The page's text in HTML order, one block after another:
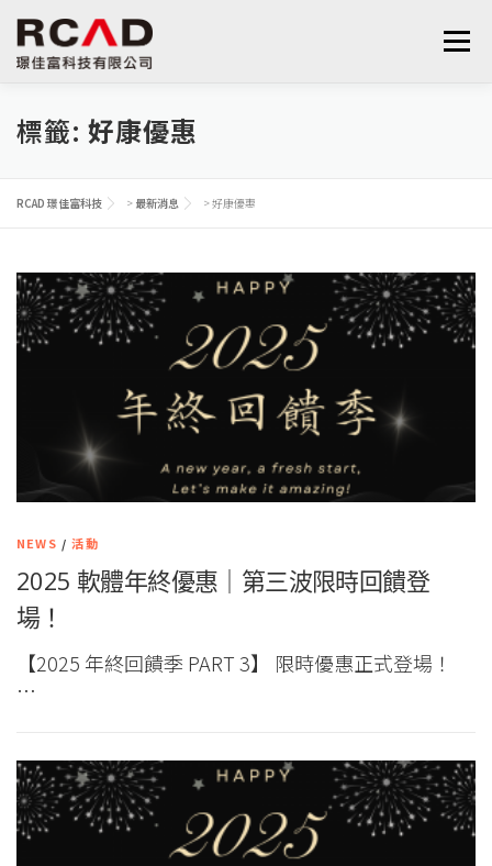
跳
至
主
內
選單
最新消息 軟體產品
支援與學習 關於我們
標籤: 好康優惠
RCAD 璟佳富科技 > 最新消息 >好康優惠
NEWS /活動
2025 軟體年終優惠｜第三波限時回饋登
場！
【2025 年終回饋季 PART 3】 限時優惠正式登場！
…